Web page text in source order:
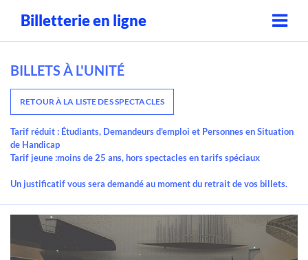
Billetterie en ligne
BILLETS À L'UNITÉ
RETOUR À LA LISTE DES SPECTACLES
Tarif réduit : Étudiants, Demandeurs d'emploi et Personnes en Situation
de Handicap
Tarif jeune :moins de 25 ans, hors spectacles en tarifs spéciaux
Un justificatif vous sera demandé au moment du retrait de vos billets.